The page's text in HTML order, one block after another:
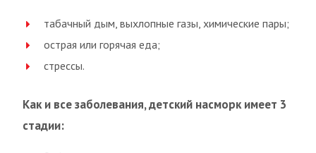
табачный дым, выхлопные газы, химические пары;
острая или горячая еда;
стрессы.
Как и все заболевания, детский насморк имеет 3
стадии: